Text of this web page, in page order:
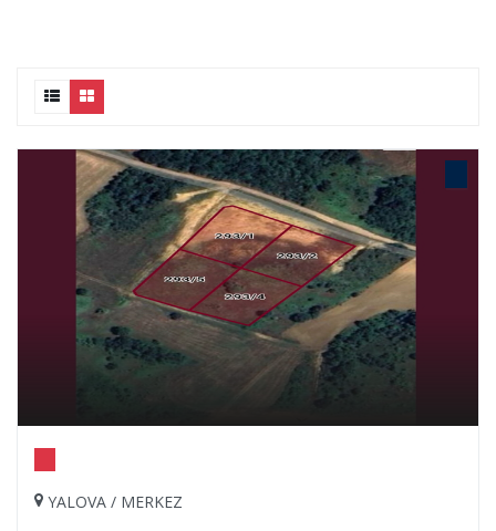
YALOVA / MERKEZ